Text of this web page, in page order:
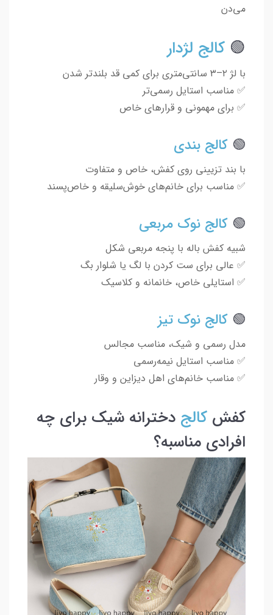
می‌دن
🟢 کالج لژدار
با لژ ۲–۳ سانتی‌متری برای کمی قد بلندتر شدن
✅ مناسب استایل رسمی‌تر
✅ برای مهمونی و قرارهای خاص
🟢 کالج بندی
با بند تزیینی روی کفش، خاص و متفاوت
✅ مناسب برای خانم‌های خوش‌سلیقه و خاص‌پسند
🟢 کالج نوک مربعی
شبیه کفش باله با پنجه مربعی شکل
✅ عالی برای ست کردن با لگ یا شلوار بگ
✅ استایلی خاص، خانمانه و کلاسیک
🟢 کالج نوک تیز
مدل رسمی و شیک، مناسب مجالس
✅ مناسب استایل نیمه‌رسمی
✅ مناسب خانم‌های اهل دیزاین و وقار
کفش کالج دخترانه شیک برای چه
افرادی مناسبه؟